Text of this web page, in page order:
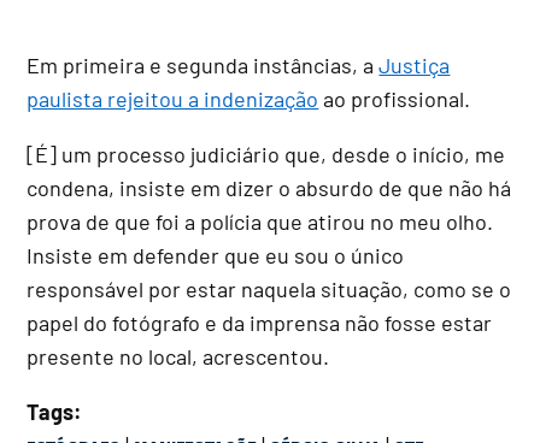
Em primeira e segunda instâncias, aJustiça
paulista rejeitou a indenização ao profissional.
[É] um processo judiciário que, desde o início, me
condena, insiste em dizer o absurdo de que não há
prova de que foi a polícia que atirou no meu olho.
Insiste em defender que eu sou o único
responsável por estar naquela situação, como se o
papel do fotógrafo e da imprensa não fosse estar
presente no local, acrescentou.
Tags: